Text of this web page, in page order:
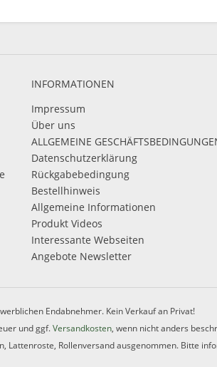
INFORMATIONEN
Impressum
Über uns
ALLGEMEINE
Datenschutzerklärung
Rückgabebedingung
Bestellhinweis
Allgemeine Informationen
Produkt Videos
Interessante Webseiten
Angebote Newsletter
Endabnehmer. Kein Verkauf an Privat!
und ggf.Versandkosten, wenn nicht anders
Rollenversand ausgenommen. Bitte